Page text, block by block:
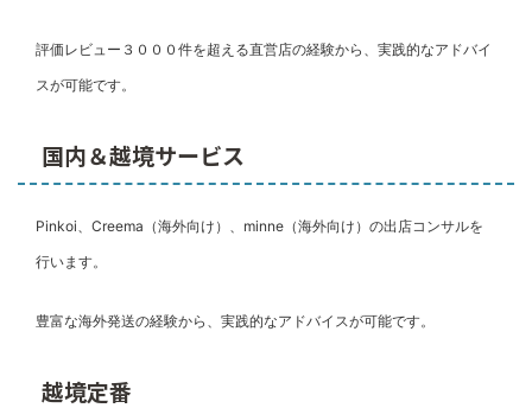
評価レビュー３０００件を超える直営店の経験から、実践的なアドバイ
スが可能です。
国内＆越境サービス
Pinkoi、Creema（海外向け）、minne（海外向け）の出店コンサルを
行います。
豊富な海外発送の経験から、実践的なアドバイスが可能です。
越境定番